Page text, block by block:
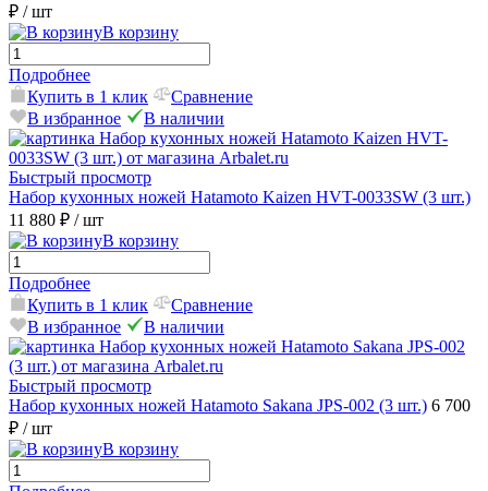
₽ / шт
В корзину
Подробнее
Купить в 1 клик
Сравнение
В избранное
В наличии
Быстрый просмотр
Набор кухонных ножей Hatamoto Kaizen HVT-0033SW (3 шт.)
11 880 ₽ / шт
В корзину
Подробнее
Купить в 1 клик
Сравнение
В избранное
В наличии
Быстрый просмотр
Набор кухонных ножей Hatamoto Sakana JPS-002 (3 шт.) 6 700
₽ / шт
В корзину